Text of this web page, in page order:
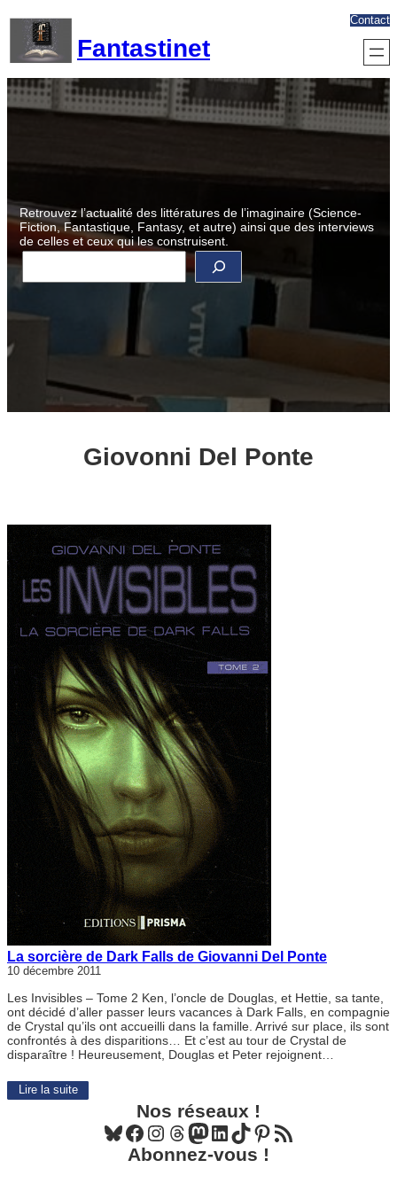
contenu
Fantastinet
Contact
Retrouvez l’actualité des littératures de l’imaginaire (Science-
Fiction, Fantastique, Fantasy, et autre) ainsi que des interviews
de celles et ceux qui les construisent.
R
e
c
e
Giovonni Del Ponte
La sorcière de Dark Falls de Giovanni Del Ponte
10 décembre 2011
Les Invisibles – Tome 2 Ken, l’oncle de Douglas, et Hettie, sa tante,
ont décidé d’aller passer leurs vacances à Dark Falls, en compagnie
de Crystal qu’ils ont accueilli dans la famille. Arrivé sur place, ils sont
confrontés à des disparitions… Et c’est au tour de Crystal de
disparaître ! Heureusement, Douglas et Peter rejoignent…
Lire la suite
Nos réseaux !
Bluesky Facebook Instagram Threads Mastodon LinkedIn TikTok Pinterest Flux RSS
Abonnez-vous !